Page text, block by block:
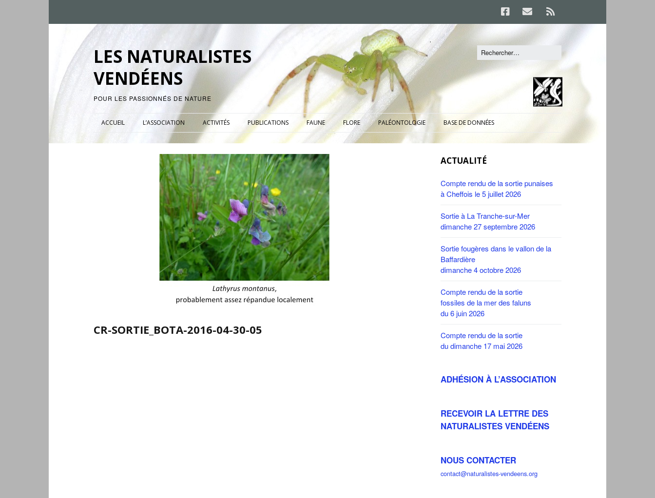
LES NATURALISTES
VENDÉENS
POUR LES PASSIONNÉS DE NATURE
ACCUEIL L’ASSOCIATION ACTIVITÉS PUBLICATIONS FAUNE FLORE PALÉONTOLOGIE BASE DE DONNÉES
CR-SORTIE_BOTA-2016-04-30-05
ACTUALITÉ
Compte rendu de la sortie punaises
à Cheffois le 5 juillet 2026
Sortie à La Tranche-sur-Mer
dimanche 27 septembre 2026
Sortie fougères dans le vallon de la
Baffardière
dimanche 4 octobre 2026
Compte rendu de la sortie
fossiles de la mer des faluns
du 6 juin 2026
Compte rendu de la sortie
du dimanche 17 mai 2026
ADHÉSION À L’ASSOCIATION
RECEVOIR LA LETTRE DES
NATURALISTES VENDÉENS
NOUS CONTACTER
contact@naturalistes-vendeens.org